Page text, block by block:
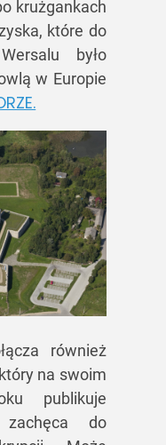
krużgankach
które do
było
w Europie
również
na swoim
publikuje
do